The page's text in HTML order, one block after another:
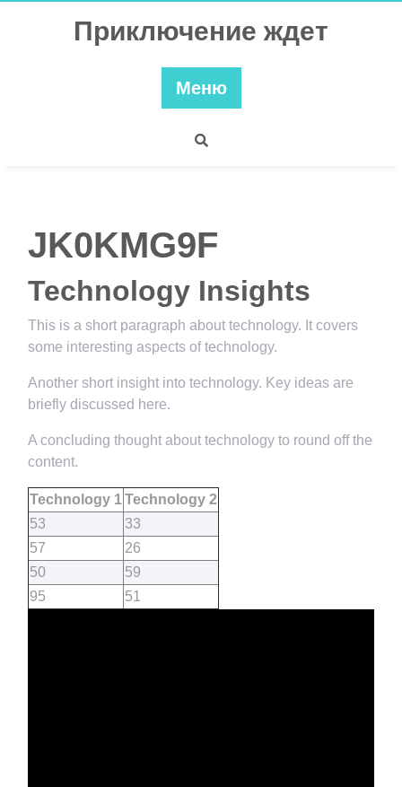
Приключение ждет
Меню
JK0KMG9F
Technology Insights
This is a short paragraph about technology. It covers
some interesting aspects of technology.
Another short insight into technology. Key ideas are
briefly discussed here.
A concluding thought about technology to round off the
content.
Technology 1Technology 2
53
33
57
26
50
59
95
51